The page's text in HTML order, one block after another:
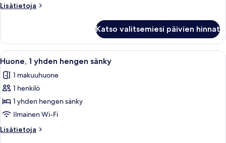
kuvat
Lisätietoja
Lisätietoja
yhden
hengen
sänkyä
Katso valitsemiesi päivien hinnat
Avaa
kaikki
huonetyypin
Huone,
1
yhden
hengen
sänky
Hotellihuone, jossa on sänky,
6
Huone, 1 yhden hengen sänky
1 makuuhuone
1 henkilö
1 yhden hengen sänky
Ilmainen Wi-Fi
Lisätietoja
Lisätietoja